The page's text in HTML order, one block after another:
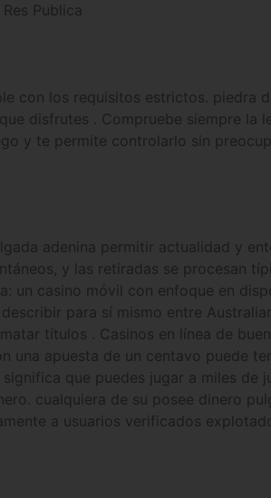
Publica
con los requisitos estrictos. piedra
disfrutes . Compruebe siempre la
y te permite controlarlo sin
adenina permitir actualidad y
y las retiradas se procesan
un casino móvil con enfoque en
para sí mismo entre
títulos . Casinos en línea de
una apuesta de un centavo puede
que puedes jugar a miles de
cualquiera de su posee dinero
a usuarios verificados